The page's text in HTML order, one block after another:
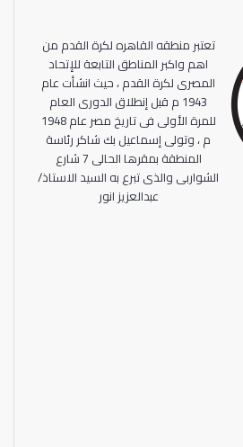
تعتبر منطقه القاهره لكرة القدم من
اهم واكبر المناطق التابعة للإتحاد
المصرى لكرة القدم ، حيث انشأت عام
1943 م قبل إنطلاق الدورى العام
للمرة الأولى فى تاريخ مصر عام 1948
م ، وتولى إسماعيل بك شاكر رئاسة
المنطقة بمقرها الحالى 7 شارع
الشواربى والذى تبرع به السيد الاستاذ/
عبدالعزيز انور